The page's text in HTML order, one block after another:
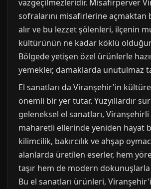
vazgeçilmezleridir. Misafirperver
sofralarını misafirlerine açmaktan
alır ve bu lezzet şölenleri, ilçenin
kültürünün ne kadar köklü
Bölgede yetişen özel ürünlerle
yemekler, damaklarda unutulmaz
El sanatları da Viranşehir'in
önemli bir yer tutar. Yüzyıllardır
geleneksel el sanatları, Viranşehirli
maharetli ellerinde yeniden hayat
kilimcilik, bakırcılık ve ahşap
alanlarda üretilen eserler, hem
taşır hem de modern
Bu el sanatları ürünleri,